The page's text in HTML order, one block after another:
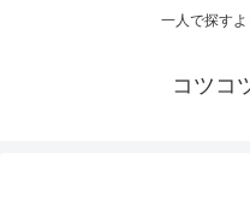
一人で探す
コツコ